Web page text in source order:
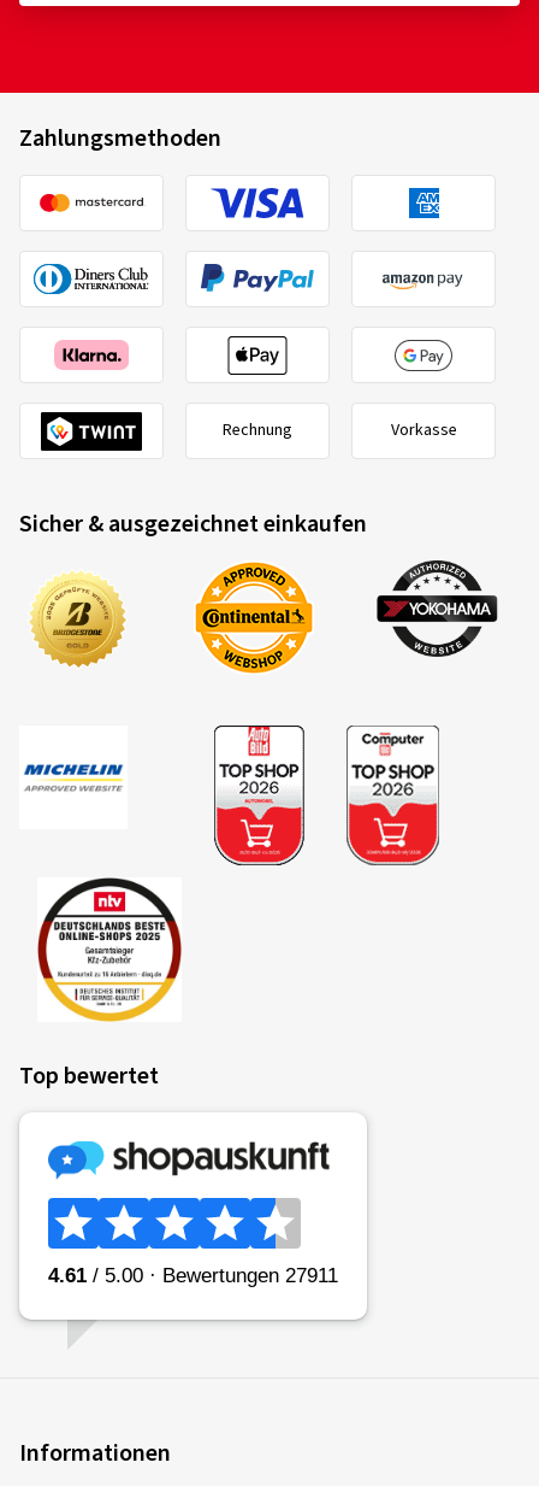
Zahlungsmethoden
Rechnung Vorkasse
Sicher & ausgezeichnet einkaufen
Top bewertet
Informationen